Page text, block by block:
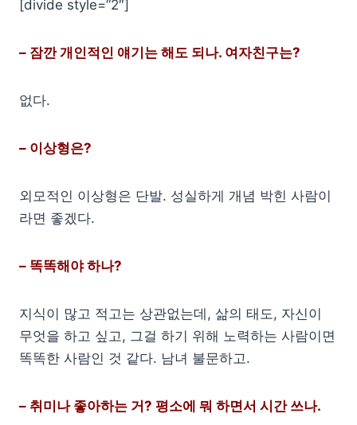
[divide style=”2″]
– 잠깐 개인적인 얘기는 해도 되나. 여자친구는?
없다.
– 이상형은?
외모적인 이상형은 단발. 성실하게 개념 박힌 사람이
라면 좋겠다.
– 똑똑해야 하나?
지식이 많고 적고는 상관없는데, 삶의 태도, 자신이
무엇을 하고 싶고, 그걸 하기 위해 노력하는 사람이면
똑똑한 사람인 것 같다. 남녀 불문하고.
– 취미나 좋아하는 거? 평소에 뭐 하면서 시간 쓰나.